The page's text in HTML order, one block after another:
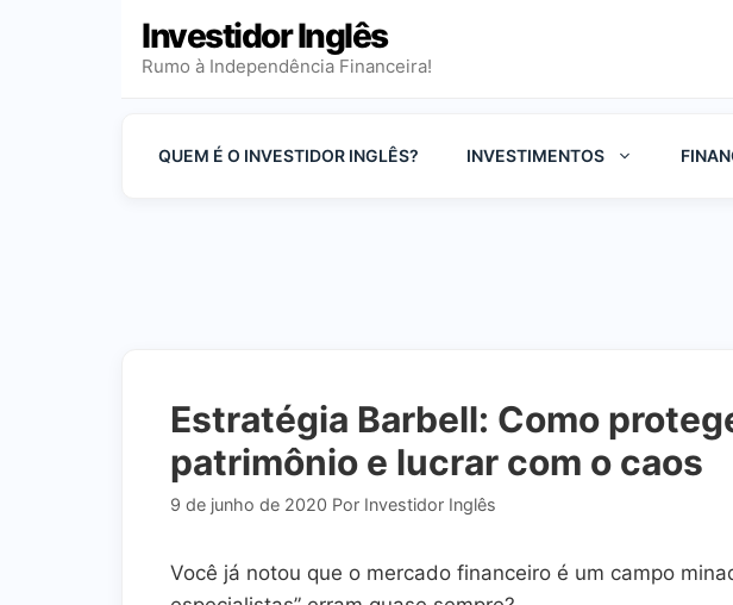
Investidor Inglês
Rumo à Independência Financeira!
QUEM É O INVESTIDOR INGLÊS? INVESTIMENTOS
Estratégia Barbell: Como
patrimônio e lucrar com o caos
9 de junho de 2020 Por Investidor Inglês
Você já notou que o mercado financeiro é um campo